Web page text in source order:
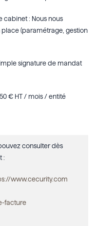
: Nous nous
(paramétrage, gestion
signature de mandat
€ HT / mois / entité
consulter dès
:
www.cecurity.com
facture